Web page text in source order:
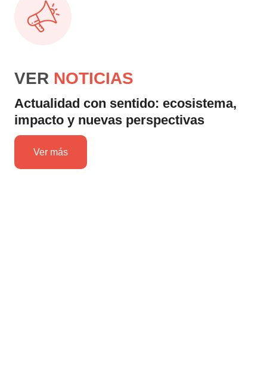
VER NOTICIAS
Actualidad con sentido: ecosistema,
impacto y nuevas perspectivas
Ver más